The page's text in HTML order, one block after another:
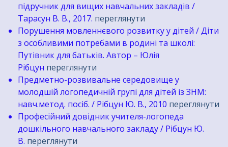
підручник для вищих навчальних закладів /
Тарасун В. В., 2017. переглянути
Порушення мовленнєвого розвитку у дітей / Діти
з особливими потребами в родині та школі:
Путівник для батьків. Автор – Юлія
Рібцун переглянути
Предметно-­розвивальне середовище у
молодшій логопедичній групі для дітей із ЗНМ:
навч.­метод. посіб. / Рібцун Ю. В., 2010 переглянути
Професійний довідник учителя-логопеда
дошкільного навчального закладу / Рібцун Ю.
В. переглянути